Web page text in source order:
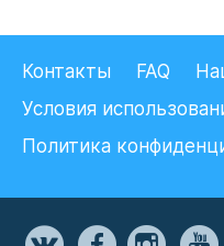
Контакты FAQ
Условия
Политика